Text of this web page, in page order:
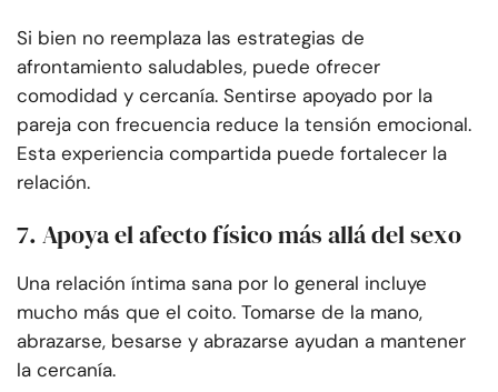
Si bien no reemplaza las estrategias de
afrontamiento saludables, puede ofrecer
comodidad y cercanía. Sentirse apoyado por la
pareja con frecuencia reduce la tensión emocional.
Esta experiencia compartida puede fortalecer la
relación.
7. Apoya el afecto físico más allá del sexo
Una relación íntima sana por lo general incluye
mucho más que el coito. Tomarse de la mano,
abrazarse, besarse y abrazarse ayudan a mantener
la cercanía.